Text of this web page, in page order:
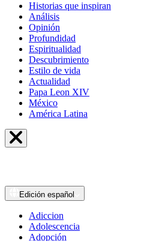
Historias que inspiran
Análisis
Opinión
Profundidad
Espiritualidad
Descubrimiento
Estilo de vida
Actualidad
Papa Leon XIV
México
América Latina
Edición español
Adiccion
Adolescencia
Adopción